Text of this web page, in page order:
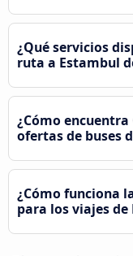
¿Qué servicios
ruta a Estambul
¿Cómo
ofertas de buses
¿Cómo funciona
para los viajes